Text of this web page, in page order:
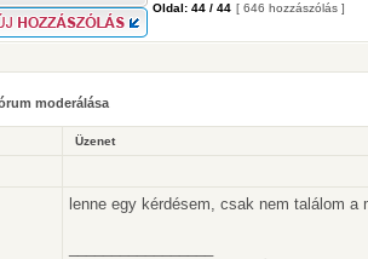
Oldal: 44 / 44 [ 646 hozzászólás ]
moderálása
Üzenet
lenne egy kérdésem, csak nem találom a